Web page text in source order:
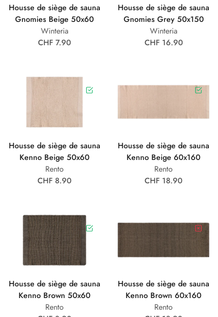
Housse de siège de sauna
Gnomies Beige 50x60
Winteria
CHF 7.90
Housse de siège de sauna
Gnomies Grey 50x150
Winteria
CHF 16.90
Housse de siège de sauna
Kenno Beige 50x60
Rento
CHF 8.90
Housse de siège de sauna
Kenno Beige 60x160
Rento
CHF 18.90
Housse de siège de sauna
Kenno Brown 50x60
Rento
Housse de siège de sauna
Kenno Brown 60x160
Rento